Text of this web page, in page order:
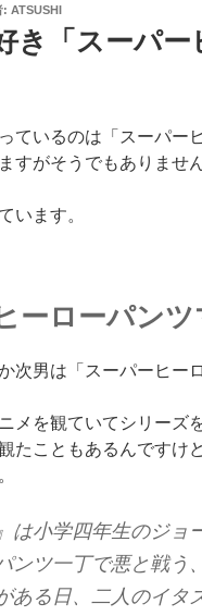
: ATSUSHI
き「スーパ
ているのは「スーパー
すがそうでもありません
います。
ーローパンツ
次男は「スーパーヒー
メを観ていてシリーズ
たこともあるんですけ
は小学四年生のジ
ンツ一丁で悪と戦う
ある日、二人のイタ